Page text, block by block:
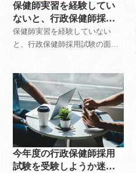
保健師実習を経験してい
ないと、行政保健師採用
試験では不利か？
保健師実習を経験していない
と、行政保健師採用試験の面接
今年度の行政保健師採用
試験を受験しようか迷っ